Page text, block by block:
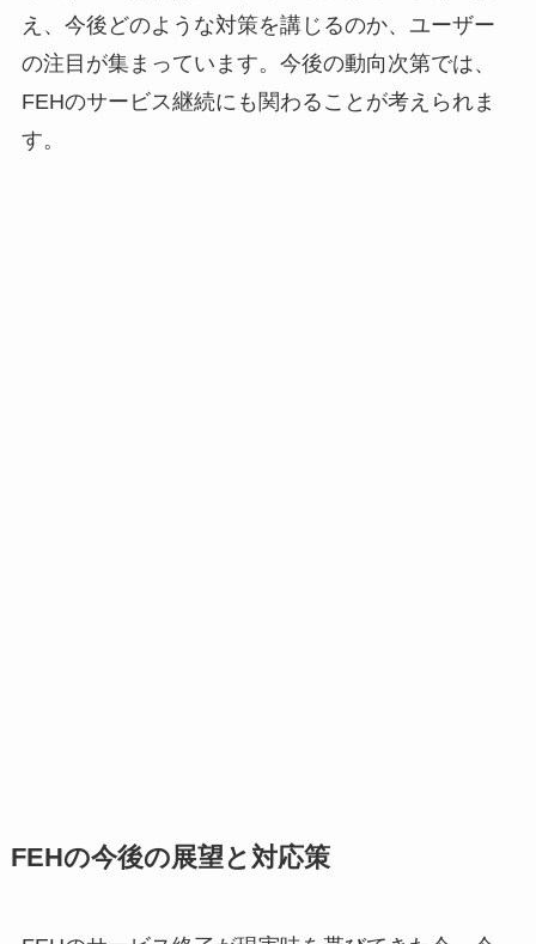
え、今後どのような対策を講じるのか、ユーザー
の注目が集まっています。今後の動向次第では、
FEHのサービス継続にも関わることが考えられま
す。
FEHの今後の展望と対応策